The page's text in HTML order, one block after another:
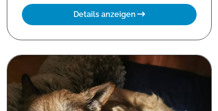
Details anzeigen